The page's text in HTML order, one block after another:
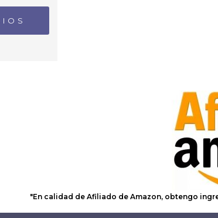
"En calidad de Afiliado de Amazon, obtengo